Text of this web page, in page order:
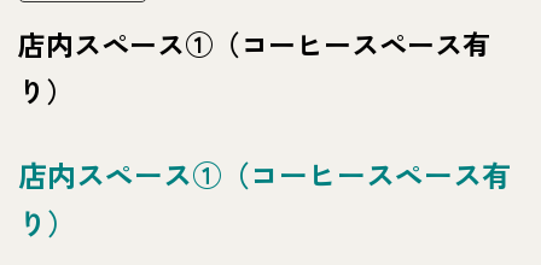
店内スペース①（コーヒースペース有
り）
店内スペース①（コーヒースペース有
り）